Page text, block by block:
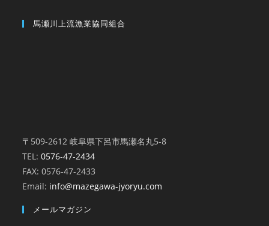
馬瀬川上流漁業協同組合
〒509-2612 岐阜県下呂市馬瀬名丸5-8
TEL:0576-47-2434
FAX: 0576-47-2433
Email: info@mazegawa-jyoryu.com
メールマガジン